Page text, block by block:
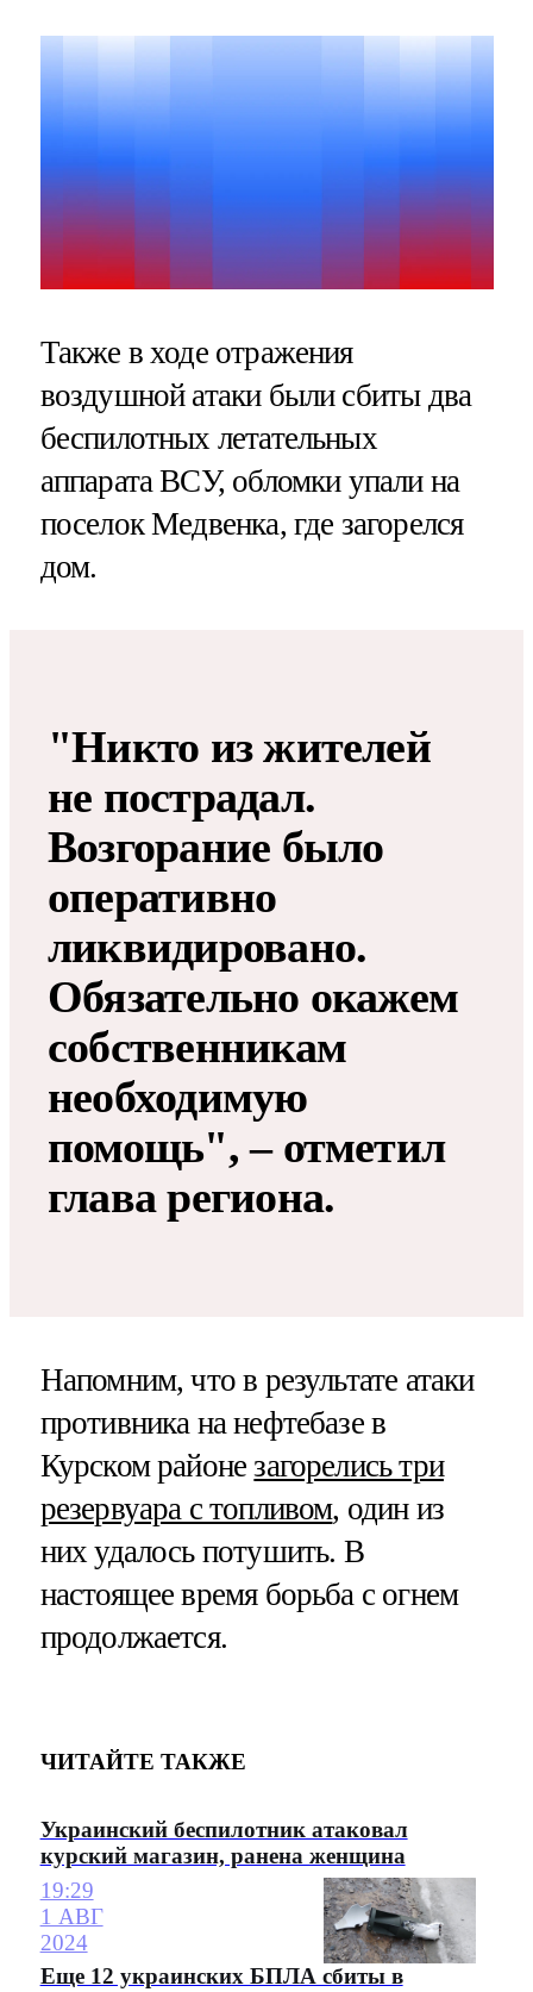
Также в ходе отражения
воздушной атаки были сбиты два
беспилотных летательных
аппарата ВСУ, обломки упали на
поселок Медвенка, где загорелся
дом.
"Никто из жителей
не пострадал.
Возгорание было
оперативно
ликвидировано.
Обязательно окажем
собственникам
необходимую
помощь", – отметил
глава региона.
Напомним, что в результате атаки
противника на нефтебазе в
Курском районезагорелись три
резервуара с топливом, один из
них удалось потушить. В
настоящее время борьба с огнем
продолжается.
ЧИТАЙТЕ ТАКЖЕ
Украинский беспилотник атаковал
курский магазин, ранена женщина
19:29
1 АВГ
2024
Еще 12 украинских БПЛА сбиты в